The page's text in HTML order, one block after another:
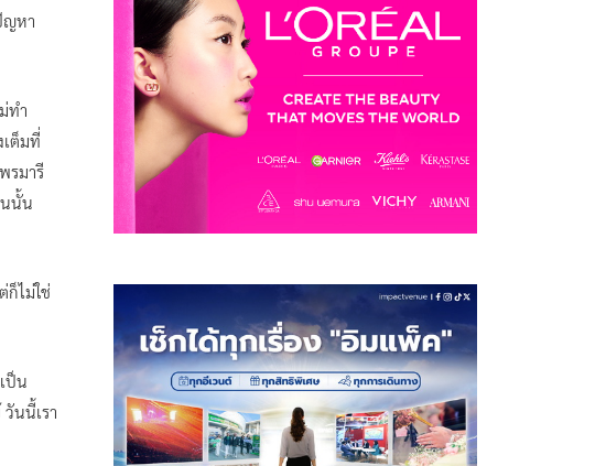
ญหา
ทำ
ต็มที่
รมารี
นนั้น
ไม่ใช่
ป็น
นนี้เรา